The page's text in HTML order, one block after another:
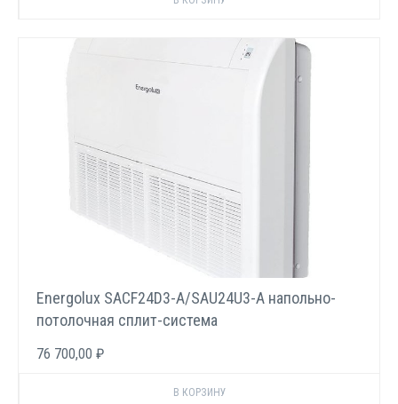
Energolux SACF24D3-A/SAU24U3-A напольно-
потолочная сплит-система
76 700,00 ₽